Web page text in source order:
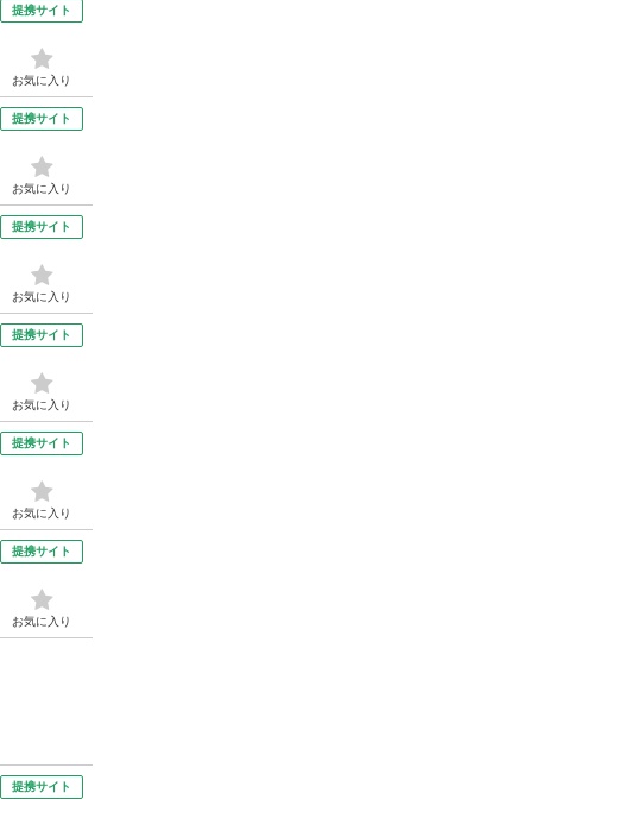
提携サイト
お気に入り
提携サイト
お気に入り
提携サイト
お気に入り
提携サイト
お気に入り
提携サイト
お気に入り
提携サイト
お気に入り
提携サイト